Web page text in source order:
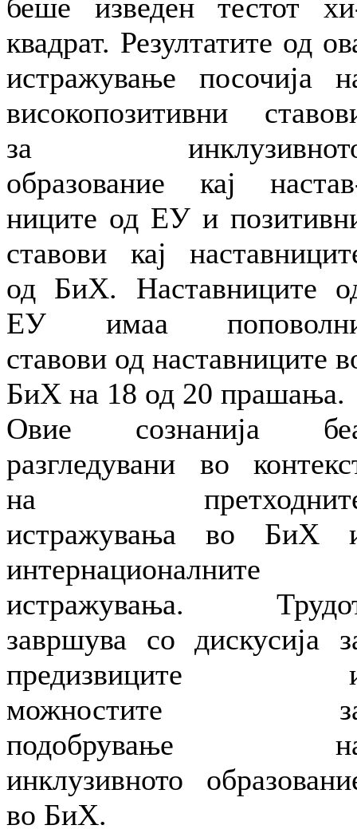
беше изведен тестот
квадрат. Резултатите од
истражување посочија
високопозитивни
за
образование кај
ниците од ЕУ и
ставови кај
од БиХ. Наставниците
ЕУ имаа
ставови од наставниците
БиХ на 18 од 20 прашања.
Овие сознанија
разгледувани во
на
истражувања во БиХ
интернационалните
истражувања.
завршува со дискусија
предизвиците
можностите
подобрување
инклузивното
во БиХ.